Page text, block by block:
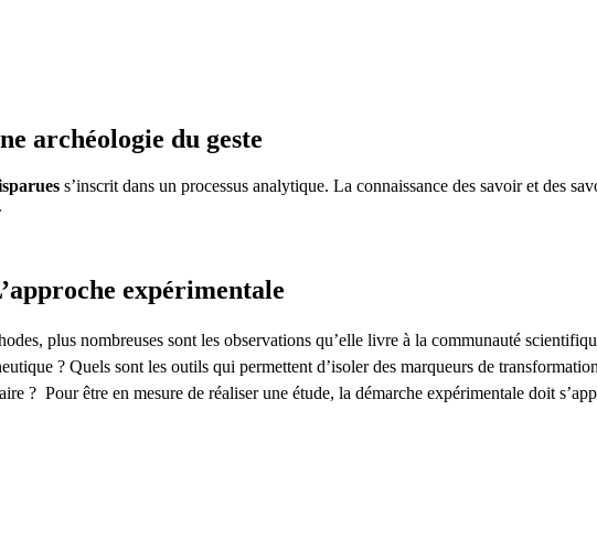
archéologie du geste
s’inscrit dans un processus analytique. La connaissance des savoir et des
.
expérimentale
plus nombreuses sont les observations qu’elle livre à la communauté
? Quels sont les outils qui permettent d’isoler des marqueurs de
? Pour être en mesure de réaliser une étude, la démarche expérimentale doit